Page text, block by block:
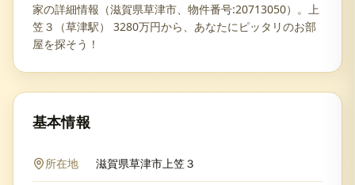
家の詳細情報（滋賀県草津市、物件番号:20713050）。上
笠３（草津駅） 3280万円から、あなたにピッタリのお部
屋を探そう！
基本情報
所在地 滋賀県草津市上笠３